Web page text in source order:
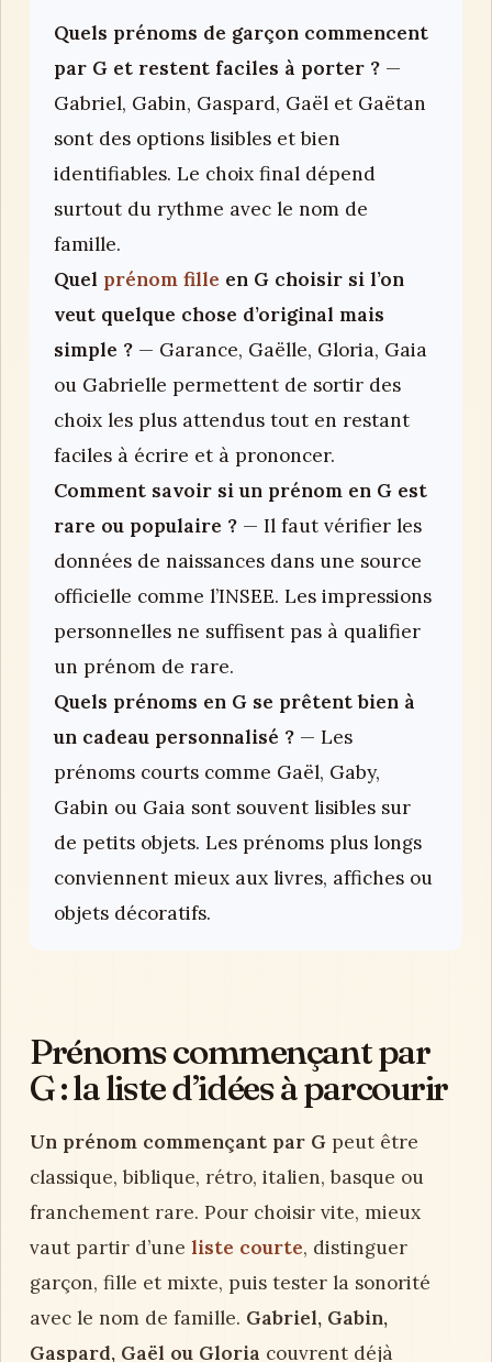
Quels prénoms de garçon commencent
par G et restent faciles à porter ? —
Gabriel, Gabin, Gaspard, Gaël et Gaëtan
sont des options lisibles et bien
identifiables. Le choix final dépend
surtout du rythme avec le nom de
famille.
Quel prénom fille en G choisir si l’on
veut quelque chose d’original mais
simple ? — Garance, Gaëlle, Gloria, Gaia
ou Gabrielle permettent de sortir des
choix les plus attendus tout en restant
faciles à écrire et à prononcer.
Comment savoir si un prénom en G est
rare ou populaire ? — Il faut vérifier les
données de naissances dans une source
officielle comme l’INSEE. Les impressions
personnelles ne suffisent pas à qualifier
un prénom de rare.
Quels prénoms en G se prêtent bien à
un cadeau personnalisé ? — Les
prénoms courts comme Gaël, Gaby,
Gabin ou Gaia sont souvent lisibles sur
de petits objets. Les prénoms plus longs
conviennent mieux aux livres, affiches ou
objets décoratifs.
Prénoms commençant par
G : la liste d’idées à parcourir
Un prénom commençant par G peut être
classique, biblique, rétro, italien, basque ou
franchement rare. Pour choisir vite, mieux
vaut partir d’une liste courte, distinguer
garçon, fille et mixte, puis tester la sonorité
avec le nom de famille. Gabriel, Gabin,
Gaspard, Gaël ou Gloria couvrent déjà